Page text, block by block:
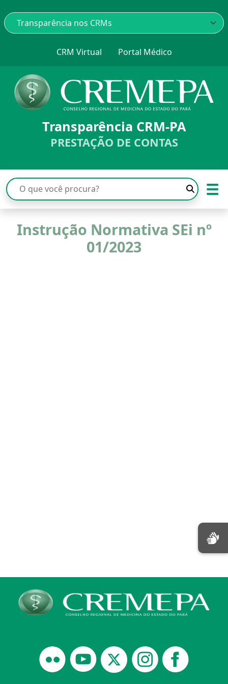
CRM Virtual Portal Médico
Transparência CRM-PA
PRESTAÇÃO DE CONTAS
☰
Instrução Normativa SEi nº
01/2023